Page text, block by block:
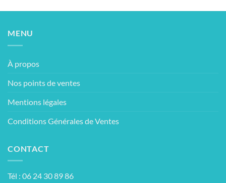
MENU
À propos
Nos points de ventes
Mentions légales
Conditions Générales de Ventes
CONTACT
Tél : 06 24 30 89 86